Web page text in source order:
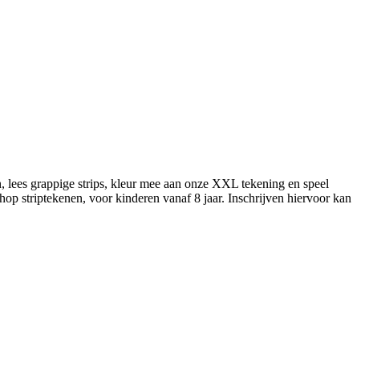
grappige strips, kleur mee aan onze XXL tekening en speel
striptekenen, voor kinderen vanaf 8 jaar. Inschrijven hiervoor kan